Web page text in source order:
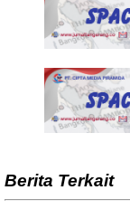
Berita Terkait